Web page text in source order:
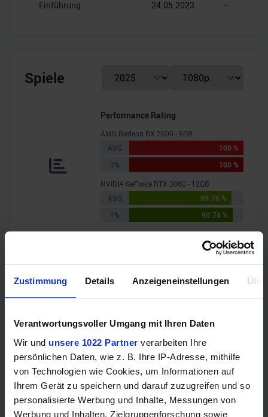
Zustimmung Details Anzeigeneinstellungen
Verantwortungsvoller Umgang mit Ihren Daten
Wir und unsere 1022 Partner verarbeiten Ihre
persönlichen Daten, wie z. B. Ihre IP-Adresse, mithilfe
von Technologien wie Cookies, um Informationen auf
Ihrem Gerät zu speichern und darauf zuzugreifen und so
personalisierte Werbung und Inhalte, Messungen von
Werbung und Inhalten, Zielgruppenforschung sowie
Einführung 24.05.2023 –
Spiele
Performance Rating
AMD Radeon RX 7600 - 8GB
AVG
100 %
1%
100 %
NVIDIA GeForce RTX 3060 - 12GB
AVG
89.76 %
1%
90.74 %
87.7 FPS
AVG
91.4 FPS
1%
79.9 FPS
Black Myth: Wukong
AMD Radeon RX 7600 - 8GB
AVG
22.9 FPS
1%
19.2 FPS